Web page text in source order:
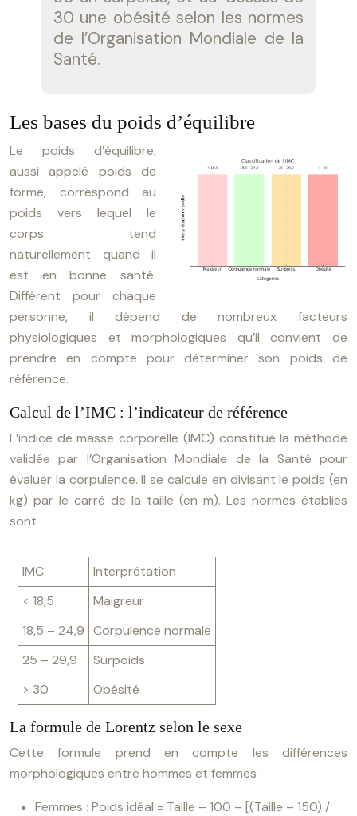
30 une obésité selon les normes
de l’Organisation Mondiale de la
Santé.
Les bases du poids d’équilibre
Le poids d’équilibre,
aussi appelé poids de
forme, correspond au
poids vers lequel le
corps tend
naturellement quand il
est en bonne santé.
Différent pour chaque
personne, il dépend de nombreux facteurs
physiologiques et morphologiques qu’il convient de
prendre en compte pour déterminer son poids de
référence.
Calcul de l’IMC : l’indicateur de référence
L’indice de masse corporelle (IMC) constitue la méthode
validée par l’Organisation Mondiale de la Santé pour
évaluer la corpulence. Il se calcule en divisant le poids (en
kg) par le carré de la taille (en m). Les normes établies
sont :
IMC
Interprétation
< 18,5
Maigreur
18,5 – 24,9 Corpulence normale
25 – 29,9
Surpoids
> 30
Obésité
La formule de Lorentz selon le sexe
Cette formule prend en compte les différences
morphologiques entre hommes et femmes :
Femmes : Poids idéal = Taille – 100 – [(Taille – 150) /